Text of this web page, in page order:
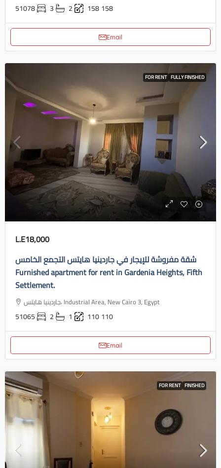
51078 3 2 158158
Email
FOR RENT FULLY FINISHED
L.E18,000
شقة مفروشة للإيجار في جاردينيا هايتس التجمع الخامس
Furnished apartment for rent in Gardenia Heights, Fifth
Settlement.
جاردينيا هايتس، Industrial Area, New Cairo 3, Egypt
51065 2 1 110110
Email
FOR RENT FINISHED